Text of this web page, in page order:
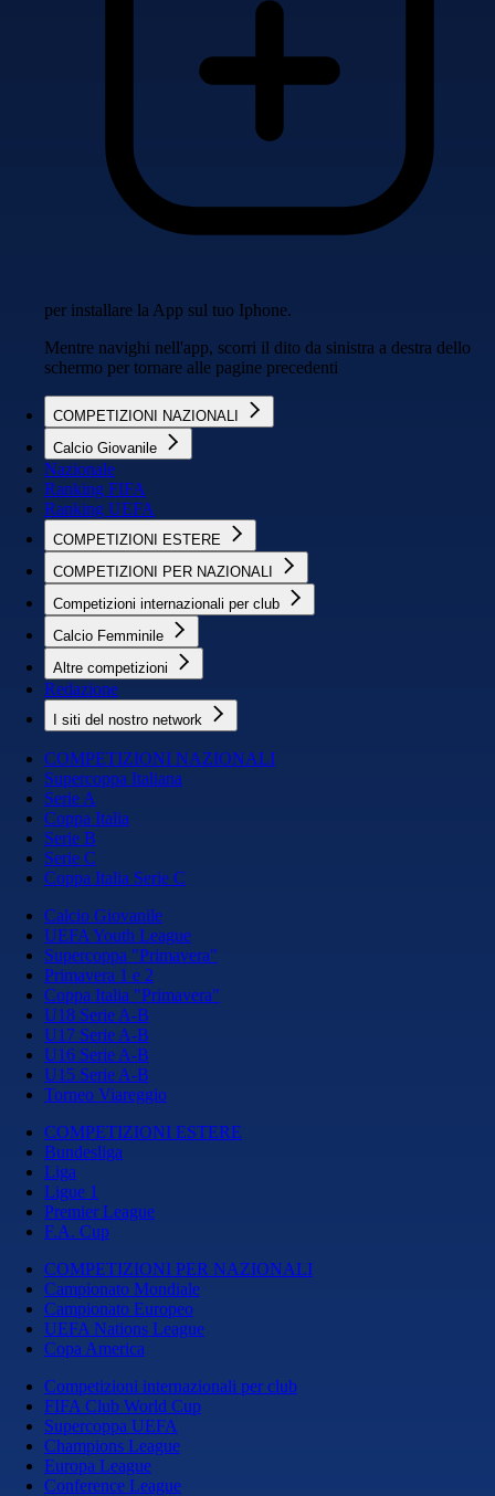
per installare la App sul tuo Iphone.
Mentre navighi nell'app, scorri il dito da sinistra a destra dello
schermo per tornare alle pagine precedenti
COMPETIZIONI NAZIONALI
Calcio Giovanile
Nazionale
Ranking FIFA
Ranking UEFA
COMPETIZIONI ESTERE
COMPETIZIONI PER NAZIONALI
Competizioni internazionali per club
Calcio Femminile
Altre competizioni
Redazione
I siti del nostro network
COMPETIZIONI NAZIONALI
Supercoppa Italiana
Serie A
Coppa Italia
Serie B
Serie C
Coppa Italia Serie C
Calcio Giovanile
UEFA Youth League
Supercoppa "Primavera"
Primavera 1 e 2
Coppa Italia "Primavera"
U18 Serie A-B
U17 Serie A-B
U16 Serie A-B
U15 Serie A-B
Torneo Viareggio
COMPETIZIONI ESTERE
Bundesliga
Liga
Ligue 1
Premier League
F.A. Cup
COMPETIZIONI PER NAZIONALI
Campionato Mondiale
Campionato Europeo
UEFA Nations League
Copa America
Competizioni internazionali per club
FIFA Club World Cup
Supercoppa UEFA
Champions League
Europa League
Conference League